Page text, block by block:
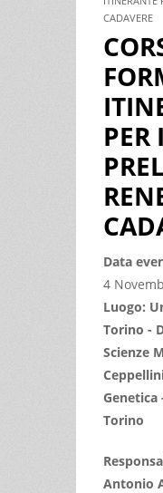
CADAVERE
PER
Data
4
Luogo:
Torino -
Scienze
Genetica
Torino
Antonio